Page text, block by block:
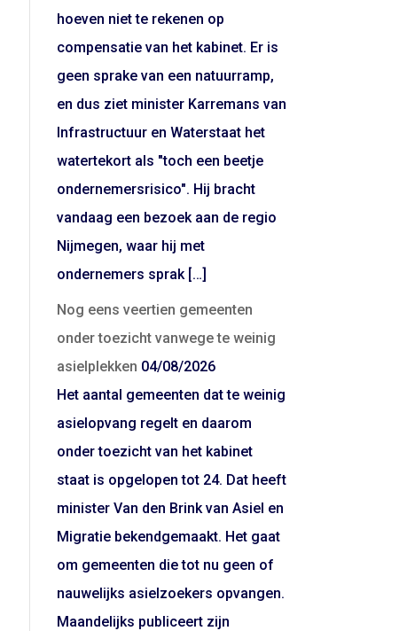
hoeven niet te rekenen op
compensatie van het kabinet. Er is
geen sprake van een natuurramp,
en dus ziet minister Karremans van
Infrastructuur en Waterstaat het
watertekort als "toch een beetje
ondernemersrisico". Hij bracht
vandaag een bezoek aan de regio
Nijmegen, waar hij met
ondernemers sprak […]
Nog eens veertien gemeenten
onder toezicht vanwege te weinig
asielplekken 04/08/2026
Het aantal gemeenten dat te weinig
asielopvang regelt en daarom
onder toezicht van het kabinet
staat is opgelopen tot 24. Dat heeft
minister Van den Brink van Asiel en
Migratie bekendgemaakt. Het gaat
om gemeenten die tot nu geen of
nauwelijks asielzoekers opvangen.
Maandelijks publiceert zijn